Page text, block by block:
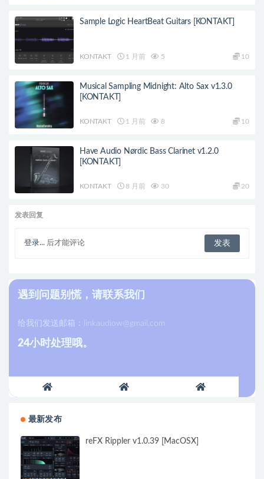
Sample Logic HeartBeat Guitars [KONTAKT]
KONTAKT 1 月前 5 10
Musical Sampling Midnight: Alto Sax v1.3.0
[KONTAKT]
KONTAKT 1 月前 8 10
Have Audio Nørdic Bass Clarinet v1.2.0
[KONTAKT]
KONTAKT 8 月前 30 20
发表回复
登录... 后才能评论
遇到问题别慌，请联系我们
给我们发送邮箱： linkaudiow@gmail.com
24小时处理哦。
最新发布
reFX Rippler v1.0.39 [MacOSX]